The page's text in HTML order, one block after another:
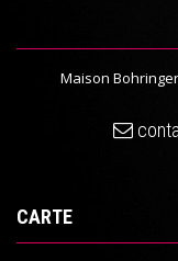
Maison
CARTE